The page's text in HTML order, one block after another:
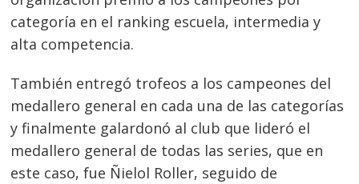
categoría en el ranking escuela, intermedia y
alta competencia.
También entregó trofeos a los campeones del
medallero general en cada una de las categorías
y finalmente galardonó al club que lideró el
medallero general de todas las series, que en
este caso, fue Ñielol Roller, seguido de